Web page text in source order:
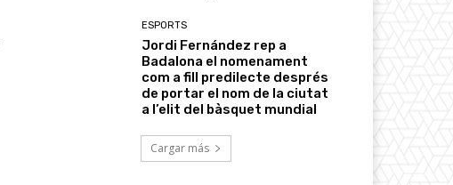
ESPORTS
Jordi Fernández rep a
Badalona el nomenament
com a fill predilecte després
de portar el nom de la ciutat
a l’elit del bàsquet mundial
Cargar más